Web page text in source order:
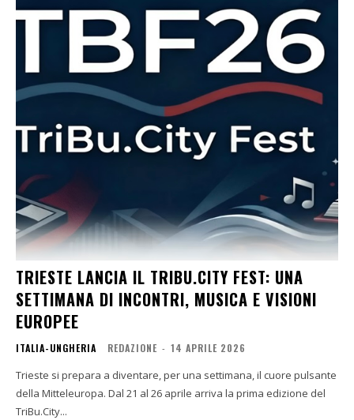
TRIESTE LANCIA IL TRIBU.CITY FEST: UNA
SETTIMANA DI INCONTRI, MUSICA E VISIONI
EUROPEE
ITALIA-UNGHERIA REDAZIONE - 14 APRILE 2026
Trieste si prepara a diventare, per una settimana, il cuore pulsante
della Mitteleuropa. Dal 21 al 26 aprile arriva la prima edizione del
TriBu.City...